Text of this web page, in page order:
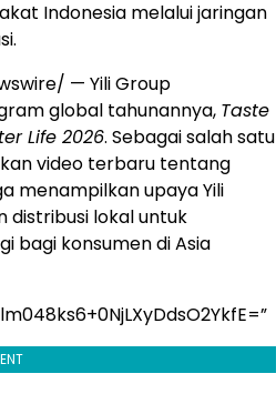
Indonesia melalui jaringan
— Yili Group
global tahunannya, Taste
Life 2026. Sebagai salah satu
video terbaru tentang
menampilkan upaya Yili
distribusi lokal untuk
bagi konsumen di Asia